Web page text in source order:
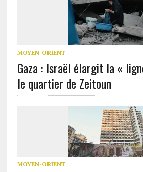
MOYEN-ORIENT
Gaza : Israël élargit la «
le quartier de Zeitoun
MOYEN-ORIENT